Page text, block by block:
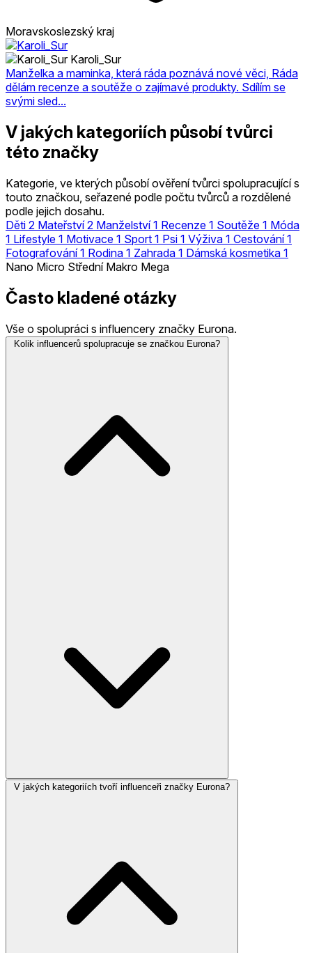
Moravskoslezský kraj
Karoli_Sur
Manželka a maminka, která ráda poznává nové věci, Ráda
dělám recenze a soutěže o zajímavé produkty. Sdílím se
svými sled...
V jakých kategoriích působí tvůrci
této značky
Kategorie, ve kterých působí ověření tvůrci spolupracující s
touto značkou, seřazené podle počtu tvůrců a rozdělené
podle jejich dosahu.
Děti 2 Mateřství 2 Manželství 1 Recenze 1 Soutěže 1 Móda
1 Lifestyle 1 Motivace 1 Sport 1 Psi 1 Výživa 1 Cestování 1
Fotografování 1 Rodina 1 Zahrada 1 Dámská kosmetika 1
Nano Micro Střední Makro Mega
Často kladené otázky
Vše o spolupráci s influencery značky Eurona.
Kolik influencerů spolupracuje se značkou Eurona?
V jakých kategoriích tvoří influenceři značky Eurona?